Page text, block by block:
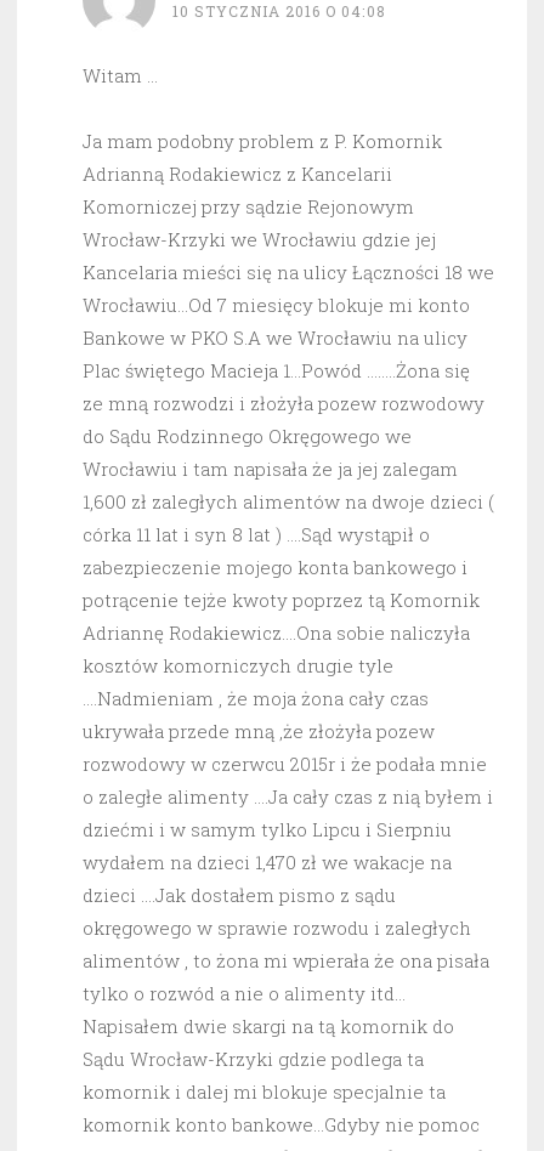
10 STYCZNIA 2016 O 04:08
Witam …
Ja mam podobny problem z P. Komornik
Adrianną Rodakiewicz z Kancelarii
Komorniczej przy sądzie Rejonowym
Wrocław-Krzyki we Wrocławiu gdzie jej
Kancelaria mieści się na ulicy Łączności 18 we
Wrocławiu…Od 7 miesięcy blokuje mi konto
Bankowe w PKO S.A we Wrocławiu na ulicy
Plac świętego Macieja 1…Powód ……..Żona się
ze mną rozwodzi i złożyła pozew rozwodowy
do Sądu Rodzinnego Okręgowego we
Wrocławiu i tam napisała że ja jej zalegam
1,600 zł zaległych alimentów na dwoje dzieci (
córka 11 lat i syn 8 lat ) ….Sąd wystąpił o
zabezpieczenie mojego konta bankowego i
potrącenie tejże kwoty poprzez tą Komornik
Adriannę Rodakiewicz….Ona sobie naliczyła
kosztów komorniczych drugie tyle
….Nadmieniam , że moja żona cały czas
ukrywała przede mną ,że złożyła pozew
rozwodowy w czerwcu 2015r i że podała mnie
o zaległe alimenty ….Ja cały czas z nią byłem i
dziećmi i w samym tylko Lipcu i Sierpniu
wydałem na dzieci 1,470 zł we wakacje na
dzieci ….Jak dostałem pismo z sądu
okręgowego w sprawie rozwodu i zaległych
alimentów , to żona mi wpierała że ona pisała
tylko o rozwód a nie o alimenty itd…
Napisałem dwie skargi na tą komornik do
Sądu Wrocław-Krzyki gdzie podlega ta
komornik i dalej mi blokuje specjalnie ta
komornik konto bankowe…Gdyby nie pomoc